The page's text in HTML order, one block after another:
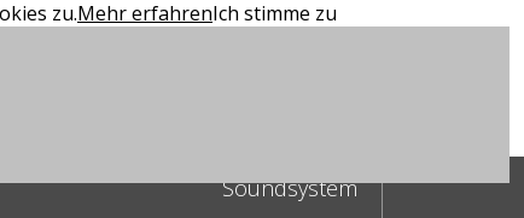
zu.Mehr erfahrenIch stimme zu
Soundsystem